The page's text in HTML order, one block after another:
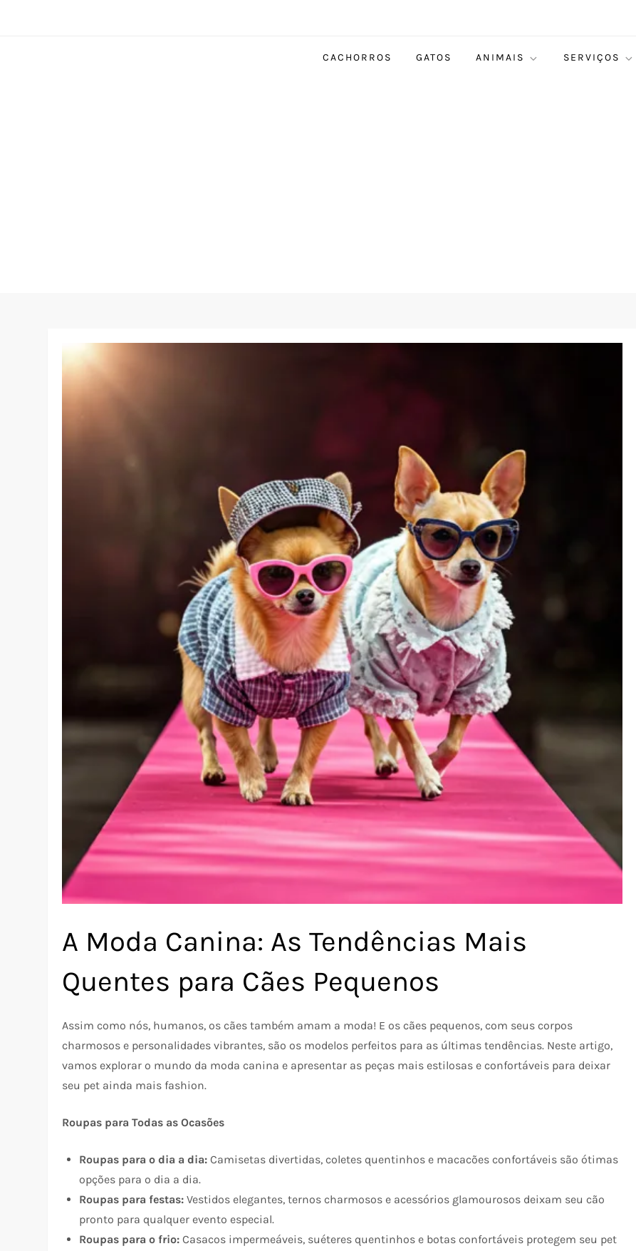
CACHORROS GATOS ANIMAIS SERVIÇOS
A Moda Canina: As Tendências Mais
Quentes para Cães Pequenos
Assim como nós, humanos, os cães também amam a moda! E os cães pequenos, com seus corpos
charmosos e personalidades vibrantes, são os modelos perfeitos para as últimas tendências. Neste artigo,
vamos explorar o mundo da moda canina e apresentar as peças mais estilosas e confortáveis para deixar
seu pet ainda mais fashion.
Roupas para Todas as Ocasões
Roupas para o dia a dia: Camisetas divertidas, coletes quentinhos e macacões confortáveis são ótimas
opções para o dia a dia.
Roupas para festas: Vestidos elegantes, ternos charmosos e acessórios glamourosos deixam seu cão
pronto para qualquer evento especial.
Roupas para o frio: Casacos impermeáveis, suéteres quentinhos e botas confortáveis protegem seu pet